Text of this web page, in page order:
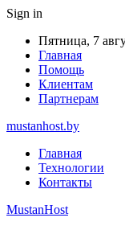
Sign in
Пятница, 7
Главная
Помощь
Клиентам
Партнерам
mustanhost.by
Главная
Технологии
Контакты
MustanHost